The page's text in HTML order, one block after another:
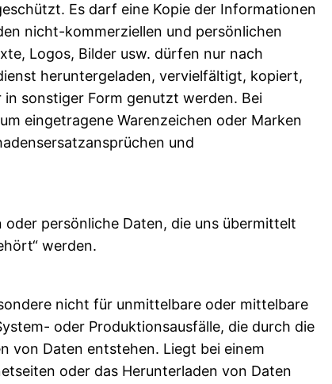
Es darf eine Kopie der Informationen
nicht-kommerziellen und persönlichen
Logos, Bilder usw. dürfen nur nach
heruntergeladen, vervielfältigt, kopiert,
sonstiger Form genutzt werden. Bei
eingetragene Warenzeichen oder Marken
und
persönliche Daten, die uns übermittelt
werden.
nicht für unmittelbare oder mittelbare
oder Produktionsausfälle, die durch die
von Daten entstehen. Liegt bei einem
oder das Herunterladen von Daten